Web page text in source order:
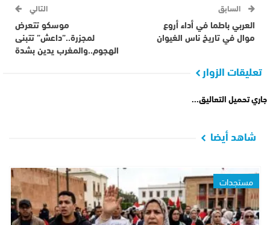
السابق
العربي باطما في أداء أروع
موال في تاريخ ناس الغيوان
التالي
موسكو تتعرض
لمجزرة..”داعش” تتبنى
الهجوم..والمغرب يدين بشدة
تعليقات الزوار
جاري تحميل التعاليق...
شاهد أيضا
مستجدات